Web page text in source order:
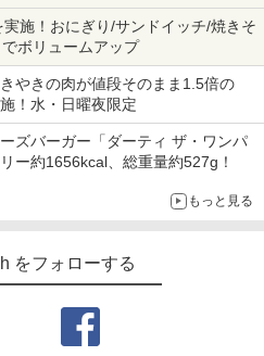
施！おにぎり/サンドイッチ/焼きそ
ボリュームアップ
やきの肉が値段そのまま1.5倍の
！水・日曜夜限定
ズバーガー「ダーティ ザ・ワンパ
ー約1656kcal、総重量約527g！
もっと見る
をフォローする